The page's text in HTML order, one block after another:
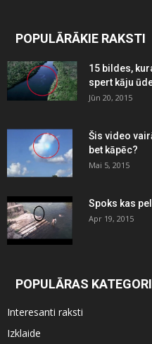
POPULĀRĀKIE RAKSTI
15 bildes,
spert kāju
Jūn 20, 2015
Šis video
bet kāpēc?
Mai 5, 2015
Spoks kas
Apr 19, 2015
POPULĀRAS
Interesanti raksti
Izklaide